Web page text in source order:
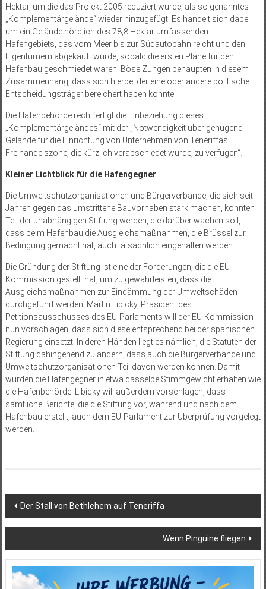
Hektar, um die das Projekt 2005 reduziert wurde, als so genanntes
„Komplementärgelände“ wieder hinzugefügt. Es handelt sich dabei
um ein Gelände nördlich des 78,8 Hektar umfassenden
Hafengebiets, das vom Meer bis zur Südautobahn reicht und den
Eigentümern abgekauft wurde, sobald die ersten Pläne für den
Hafenbau geschmiedet waren. Böse Zungen behaupten in diesem
Zusammenhang, dass sich hierbei der eine oder andere politische
Entscheidungsträger bereichert haben könnte.
Die Hafenbehörde rechtfertigt die Einbeziehung dieses
„Komplementärgeländes“ mit der „Notwendigkeit über genügend
Gelände für die Einrichtung von Unternehmen von Teneriffas
Freihandelszone, die kürzlich verabschiedet wurde, zu verfügen“.
Kleiner Lichtblick für die Hafengegner
Die Umweltschutzorganisationen und Bürgerverbände, die sich seit
Jahren gegen das umstrittene Bauvorhaben stark machen, könnten
Teil der unabhängigen Stiftung werden, die darüber wachen soll,
dass beim Hafenbau die Ausgleichsmaßnahmen, die Brüssel zur
Bedingung gemacht hat, auch tatsächlich eingehalten werden.
Die Gründung der Stiftung ist eine der Forderungen, die die EU-
Kommission gestellt hat, um zu gewährleisten, dass die
Ausgleichsmaßnahmen zur Eindämmung der Umweltschäden
durchgeführt werden. Martin Libicky, Präsident des
Petitionsausschusses des EU-Parlaments will der EU-Kommission
nun vorschlagen, dass sich diese entsprechend bei der spanischen
Regierung einsetzt. In deren Händen liegt es nämlich, die Statuten der
Stiftung dahingehend zu ändern, dass auch die Bürgerverbände und
Umweltschutzorganisationen Teil davon werden können. Damit
würden die Hafengegner in etwa dasselbe Stimmgewicht erhalten wie
die Hafenbehörde. Libicky will außerdem vorschlagen, dass
sämtliche Berichte, die die Stiftung vor, während und nach dem
Hafenbau erstellt, auch dem EU-Parlament zur Überprüfung vorgelegt
werden.
Beitragsnavigation
Der Stall von Bethlehem auf Teneriffa
Wenn Pinguine fliegen